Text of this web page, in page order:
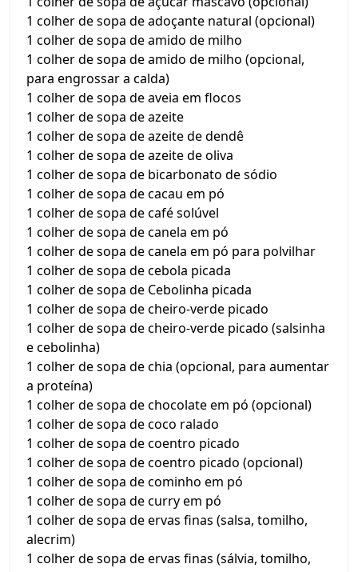
1 colher de sopa de adoçante natural (opcional)
1 colher de sopa de amido de milho
1 colher de sopa de amido de milho (opcional,
para engrossar a calda)
1 colher de sopa de aveia em flocos
1 colher de sopa de azeite
1 colher de sopa de azeite de dendê
1 colher de sopa de azeite de oliva
1 colher de sopa de bicarbonato de sódio
1 colher de sopa de cacau em pó
1 colher de sopa de café solúvel
1 colher de sopa de canela em pó
1 colher de sopa de canela em pó para polvilhar
1 colher de sopa de cebola picada
1 colher de sopa de Cebolinha picada
1 colher de sopa de cheiro-verde picado
1 colher de sopa de cheiro-verde picado (salsinha
e cebolinha)
1 colher de sopa de chia (opcional, para aumentar
a proteína)
1 colher de sopa de chocolate em pó (opcional)
1 colher de sopa de coco ralado
1 colher de sopa de coentro picado
1 colher de sopa de coentro picado (opcional)
1 colher de sopa de cominho em pó
1 colher de sopa de curry em pó
1 colher de sopa de ervas finas (salsa, tomilho,
alecrim)
1 colher de sopa de ervas finas (sálvia, tomilho,